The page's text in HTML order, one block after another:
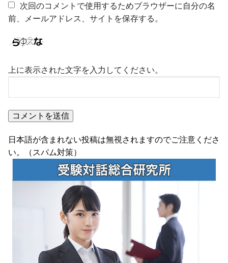
次回のコメントで使用するためブラウザーに自分の名
前、メールアドレス、サイトを保存する。
上に表示された文字を入力してください。
日本語が含まれない投稿は無視されますのでご注意くださ
い。（スパム対策）